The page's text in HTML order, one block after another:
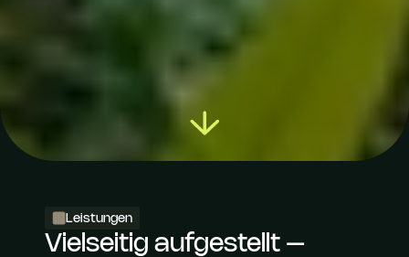
Leistungen
Vielseitig aufgestellt –